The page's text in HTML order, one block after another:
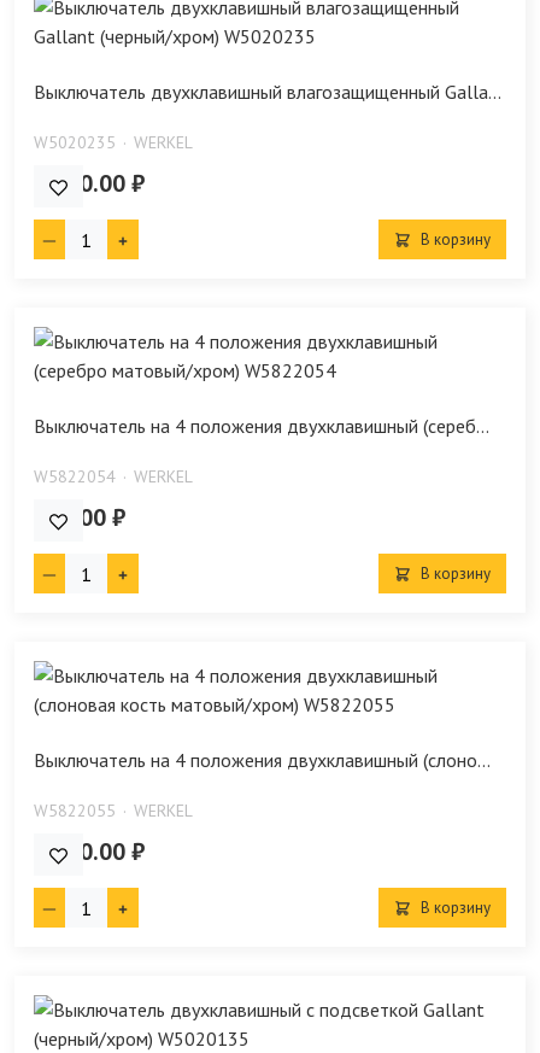
Выключатель двухклавишный влагозащищенный Galla...
W5020235 WERKEL
1 120.00 ₽
В корзину
Выключатель на 4 положения двухклавишный (сереб...
W5822054 WERKEL
650.00 ₽
В корзину
Выключатель на 4 положения двухклавишный (слоно...
W5822055 WERKEL
1 620.00 ₽
В корзину